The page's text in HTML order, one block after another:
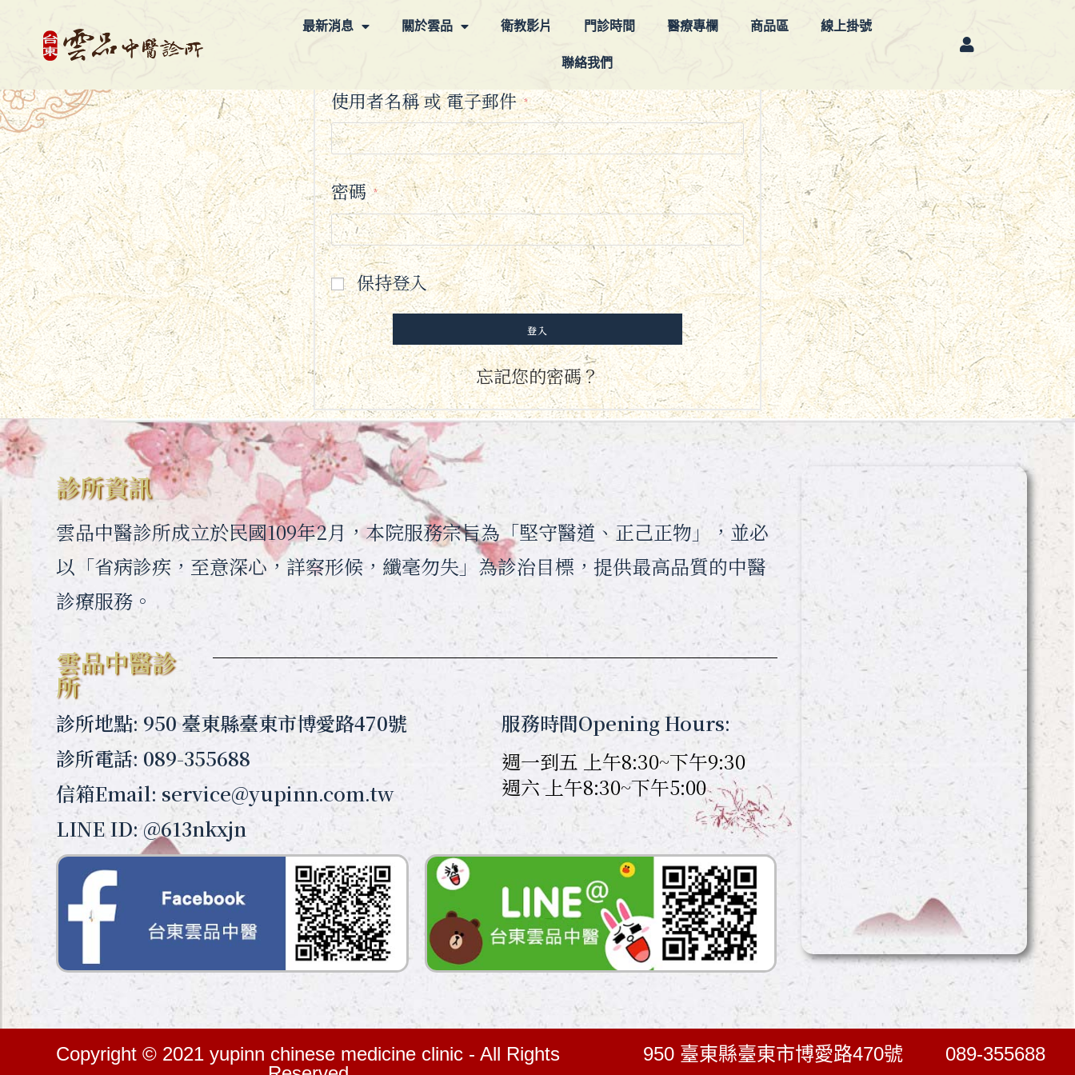
最新消息 關於雲品 衛教影片 門診時間 醫療專欄 商品區 線上掛號
聯絡我們
使用者名稱 或 電子郵件 *
密碼 *
保持登入
登入
忘記您的密碼？
診所資訊
雲品中醫診所成立於民國109年2月，本院服務宗旨為「堅守醫道、正己正物」，並必
以「省病診疾，至意深心，詳察形候，纖毫勿失」為診治目標，提供最高品質的中醫
診療服務。
雲品中醫診
所
診所地點: 950 臺東縣臺東市博愛路470號
診所電話: 089-355688
信箱Email: service@yupinn.com.tw
LINE ID: @613nkxjn
服務時間Opening Hours:
週一到五 上午8:30~下午9:30
週六 上午8:30~下午5:00
Copyright © 2021 yupinn chinese medicine clinic - All Rights
950 臺東縣臺東市博愛路470號 089-355688